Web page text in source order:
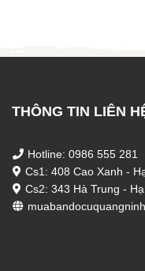
THÔNG TIN LIÊN
Hotline: 0986 555 281
Cs1: 408 Cao Xanh -
Cs2: 343 Hà Trung -